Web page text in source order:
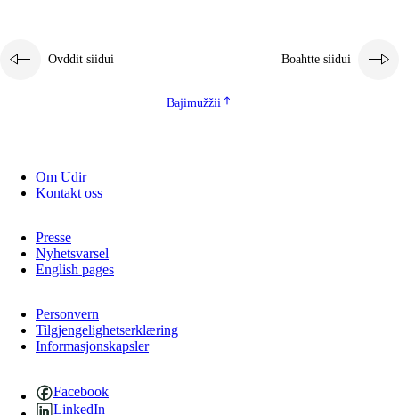
Ovddit siidui Boahtte siidui
Bajimužžii
Om Udir
Kontakt oss
Presse
Nyhetsvarsel
English pages
Personvern
Tilgjengelighetserklæring
Informasjonskapsler
Facebook
LinkedIn